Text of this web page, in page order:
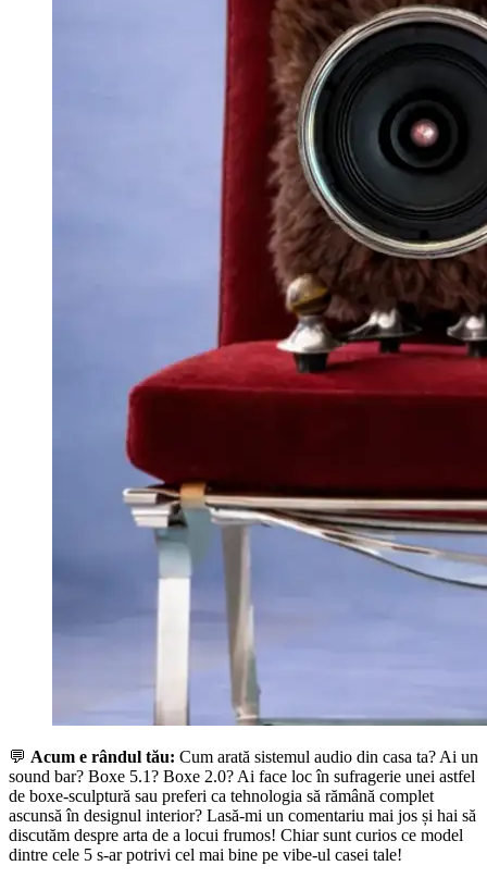
💬 Acum e rândul tău: Cum arată sistemul audio din casa ta? Ai un
sound bar? Boxe 5.1? Boxe 2.0? Ai face loc în sufragerie unei astfel
de boxe-sculptură sau preferi ca tehnologia să rămână complet
ascunsă în designul interior? Lasă-mi un comentariu mai jos și hai să
discutăm despre arta de a locui frumos! Chiar sunt curios ce model
dintre cele 5 s-ar potrivi cel mai bine pe vibe-ul casei tale!